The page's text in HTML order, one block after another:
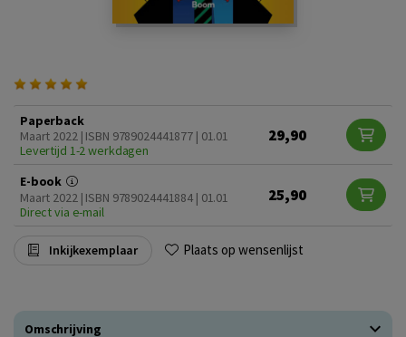
Paperback
Maart 2022 | ISBN 9789024441877 | 01.01
Levertijd 1-2 werkdagen
29,90
E-book
Maart 2022 | ISBN 9789024441884 | 01.01
Direct via e-mail
25,90
Inkijkexemplaar Plaats op wensenlijst
Omschrijving